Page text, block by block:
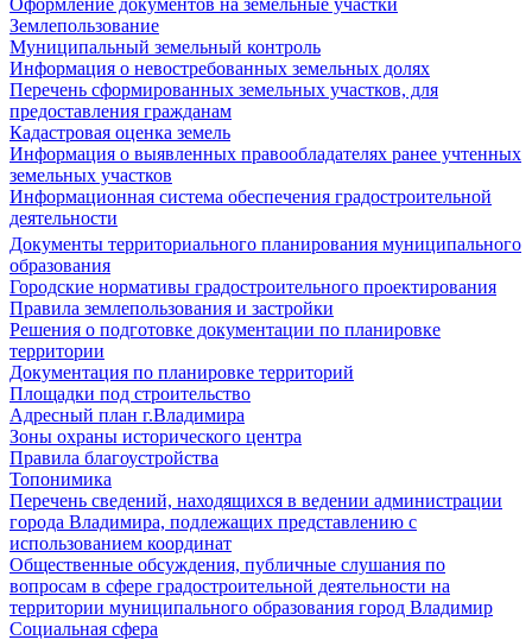
Оформление документов на земельные участки
Землепользование
Муниципальный земельный контроль
Информация о невостребованных земельных долях
Перечень сформированных земельных участков, для
предоставления гражданам
Кадастровая оценка земель
Информация о выявленных правообладателях ранее учтенных
земельных участков
Информационная система обеспечения градостроительной
деятельности
Документы территориального планирования муниципального
образования
Городские нормативы градостроительного проектирования
Правила землепользования и застройки
Решения о подготовке документации по планировке
территории
Документация по планировке территорий
Площадки под строительство
Адресный план г.Владимира
Зоны охраны исторического центра
Правила благоустройства
Топонимика
Перечень сведений, находящихся в ведении администрации
города Владимира, подлежащих представлению с
использованием координат
Общественные обсуждения, публичные слушания по
вопросам в сфере градостроительной деятельности на
территории муниципального образования город Владимир
Социальная сфера